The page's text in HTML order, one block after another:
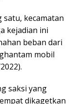
satu, kecamatan
kejadian ini
beban dari
mobil
saksi yang
dikagetkan